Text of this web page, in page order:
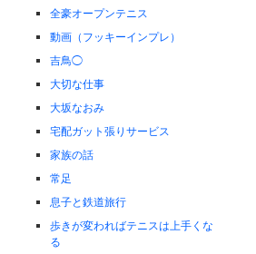
全豪オープンテニス
動画（フッキーインプレ）
吉鳥◯
大切な仕事
大坂なおみ
宅配ガット張りサービス
家族の話
常足
息子と鉄道旅行
歩きが変わればテニスは上手くな
る